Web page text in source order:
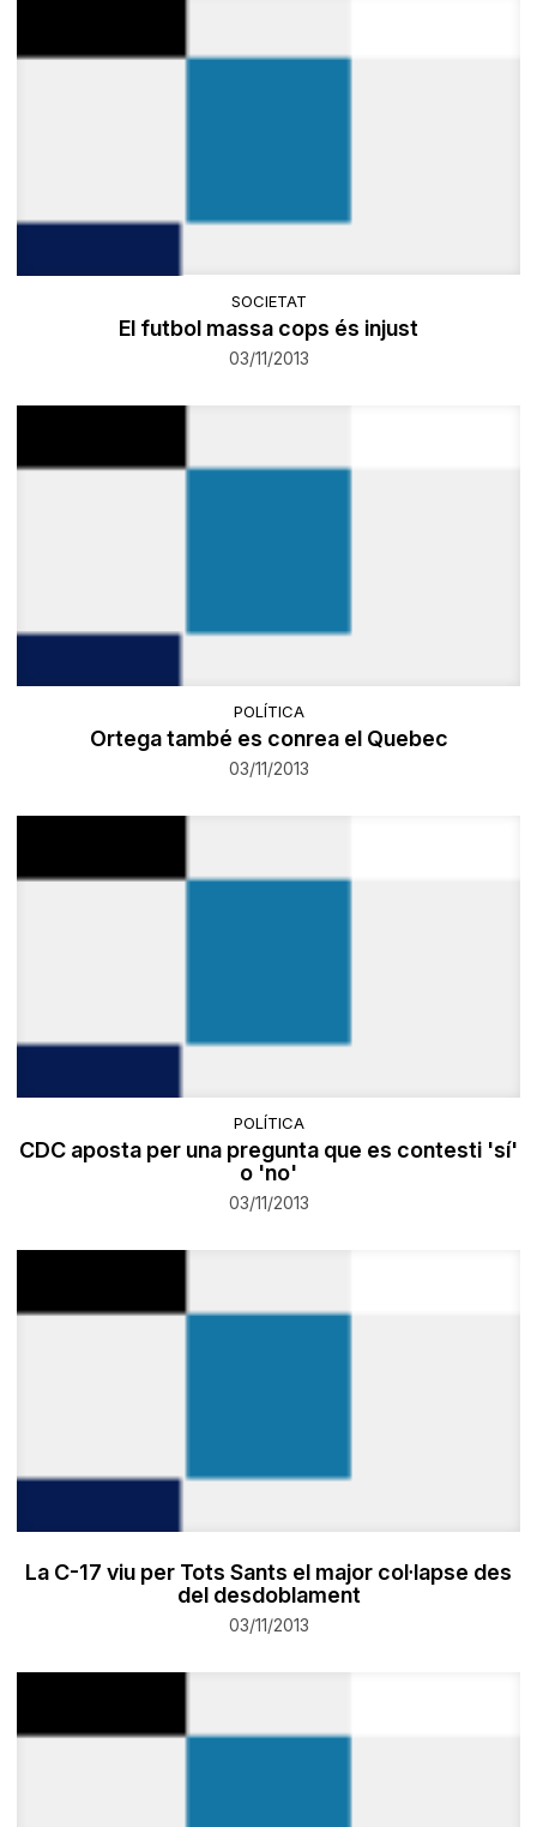
SOCIETAT
El futbol massa cops és injust
03/11/2013
POLÍTICA
Ortega també es conrea el Quebec
03/11/2013
POLÍTICA
CDC aposta per una pregunta que es contesti 'sí'
o 'no'
03/11/2013
La C-17 viu per Tots Sants el major col·lapse des
del desdoblament
03/11/2013